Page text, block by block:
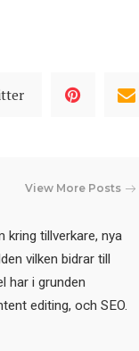
View More Posts
kring tillverkare, nya
vilken bidrar till
har i grunden
editing, och SEO.